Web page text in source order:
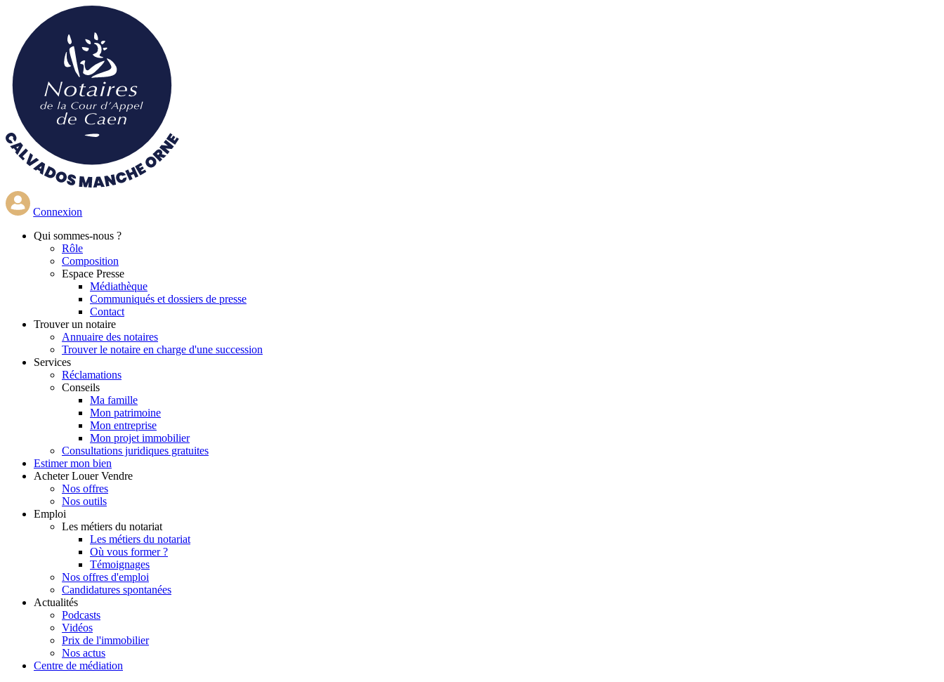
contenu
principal
Connexion
Qui sommes-nous ?
Rôle
Composition
Espace Presse
Médiathèque
Communiqués et dossiers de presse
Contact
Trouver un notaire
Annuaire des notaires
Trouver le notaire en charge d'une succession
Services
Réclamations
Conseils
Ma famille
Mon patrimoine
Mon entreprise
Mon projet immobilier
Consultations juridiques gratuites
Estimer mon bien
Acheter Louer Vendre
Nos offres
Nos outils
Emploi
Les métiers du notariat
Les métiers du notariat
Où vous former ?
Témoignages
Nos offres d'emploi
Candidatures spontanées
Actualités
Podcasts
Vidéos
Prix de l'immobilier
Nos actus
Centre de médiation